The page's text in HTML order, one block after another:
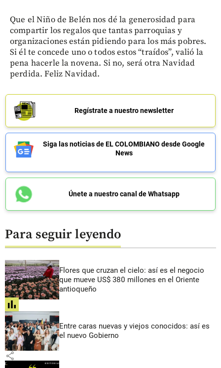
Que el Niño de Belén nos dé la generosidad para
compartir los regalos que tantas parroquias y
organizaciones están pidiendo para los más pobres.
Si él te concede uno o todos estos “traídos”, valió la
pena hacerle la novena. Si no, será otra Navidad
perdida. Feliz Navidad.
Regístrate a nuestro newsletter
Siga las noticias de EL COLOMBIANO desde Google
News
Únete a nuestro canal de Whatsapp
Para seguir leyendo
Flores que cruzan el cielo: así es el negocio
que mueve US$ 380 millones en el Oriente
antioqueño
share
Entre caras nuevas y viejos conocidos: así es
el nuevo Gobierno
share